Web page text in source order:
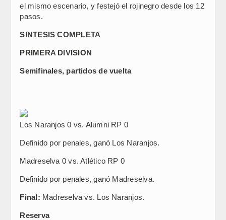
el mismo escenario, y festejó el rojinegro desde los 12
pasos.
SINTESIS COMPLETA
PRIMERA DIVISION
Semifinales, partidos de vuelta
Los Naranjos 0 vs. Alumni RP 0
Definido por penales, ganó Los Naranjos.
Madreselva 0 vs. Atlético RP 0
Definido por penales, ganó Madreselva.
Final: Madreselva vs. Los Naranjos.
Reserva